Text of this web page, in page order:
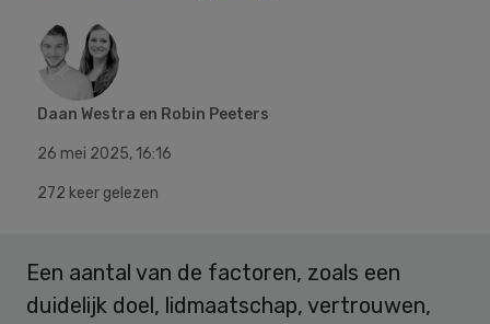
Daan Westra en Robin Peeters
26 mei 2025, 16:16
272 keer gelezen
Een aantal van de factoren, zoals een
duidelijk doel, lidmaatschap, vertrouwen,